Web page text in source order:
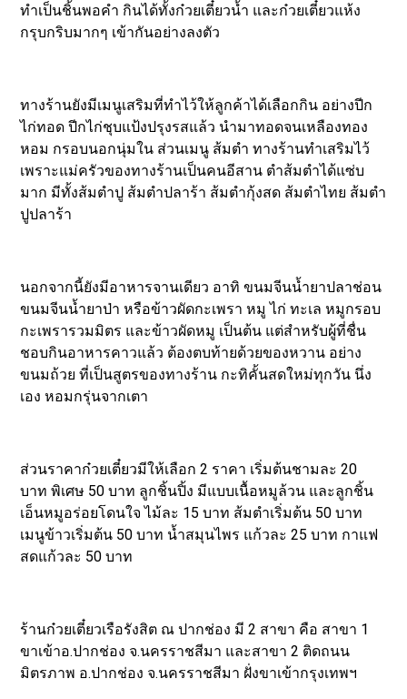
ทำเป็นชิ้นพอคำ กินได้ทั้งก๋วยเตี๋ยวน้ำ และก๋วยเตี๋ยวแห้ง
กรุบกริบมากๆ เข้ากันอย่างลงตัว
ทางร้านยังมีเมนูเสริมที่ทำไว้ให้ลูกค้าได้เลือกกิน อย่างปีก
ไก่ทอด ปีกไก่ชุบแป้งปรุงรสแล้ว นำมาทอดจนเหลืองทอง
หอม กรอบนอกนุ่มใน ส่วนเมนู ส้มตำ ทางร้านทำเสริมไว้
เพราะแม่ครัวของทางร้านเป็นคนอีสาน ตำส้มตำได้แซ่บ
มาก มีทั้งส้มตำปู ส้มตำปลาร้า ส้มตำกุ้งสด ส้มตำไทย ส้มตำ
ปูปลาร้า
นอกจากนี้ยังมีอาหารจานเดียว อาทิ ขนมจีนน้ำยาปลาช่อน
ขนมจีนน้ำยาป่า หรือข้าวผัดกะเพรา หมู ไก่ ทะเล หมูกรอบ
กะเพรารวมมิตร และข้าวผัดหมู เป็นต้น แต่สำหรับผู้ที่ชื่น
ชอบกินอาหารคาวแล้ว ต้องตบท้ายด้วยของหวาน อย่าง
ขนมถ้วย ที่เป็นสูตรของทางร้าน กะทิคั้นสดใหม่ทุกวัน นึ่ง
เอง หอมกรุ่นจากเตา
ส่วนราคาก๋วยเตี๋ยวมีให้เลือก 2 ราคา เริ่มต้นชามละ 20
บาท พิเศษ 50 บาท ลูกชิ้นปิ้ง มีแบบเนื้อหมูล้วน และลูกชิ้น
เอ็นหมูอร่อยโดนใจ ไม้ละ 15 บาท ส้มตำเริ่มต้น 50 บาท
เมนูข้าวเริ่มต้น 50 บาท น้ำสมุนไพร แก้วละ 25 บาท กาแฟ
สดแก้วละ 50 บาท
ร้านก๋วยเตี๋ยวเรือรังสิต ณ ปากช่อง มี 2 สาขา คือ สาขา 1
ขาเข้าอ.ปากช่อง จ.นครราชสีมา และสาขา 2 ติดถนน
มิตรภาพ อ.ปากช่อง จ.นครราชสีมา ฝั่งขาเข้ากรุงเทพฯ